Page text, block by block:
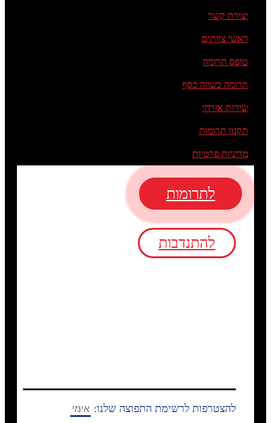
יצירת קשר
ראשי צוותים
טופס תרומה
תרומה בשווה כסף
שירות אזרחי
תקנון תרומות
מדיניות פרטיות
לתרומות
להתנדבות
להצטרפות לרשימת התפוצה שלנו: